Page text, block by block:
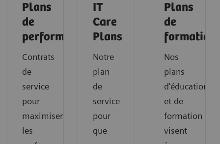
Plans
de
performance
Contrats
de
service
pour
maximiser
les
IT
Care
Plans
Notre
plan
de
service
pour
que
Plans
de
formation
Nos
plans
d'éducation
et de
formation
visent